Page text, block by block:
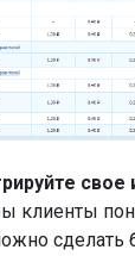
свое
клиенты
сделать